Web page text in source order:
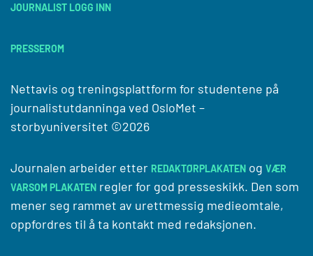
JOURNALIST LOGG INN
PRESSEROM
Nettavis og treningsplattform for studentene på
journalistutdanninga ved OsloMet –
storbyuniversitet ©2026
Journalen arbeider etter REDAKTØRPLAKATEN og VÆR
VARSOM PLAKATEN regler for god presseskikk. Den som
mener seg rammet av urettmessig medieomtale,
oppfordres til å ta kontakt med redaksjonen.